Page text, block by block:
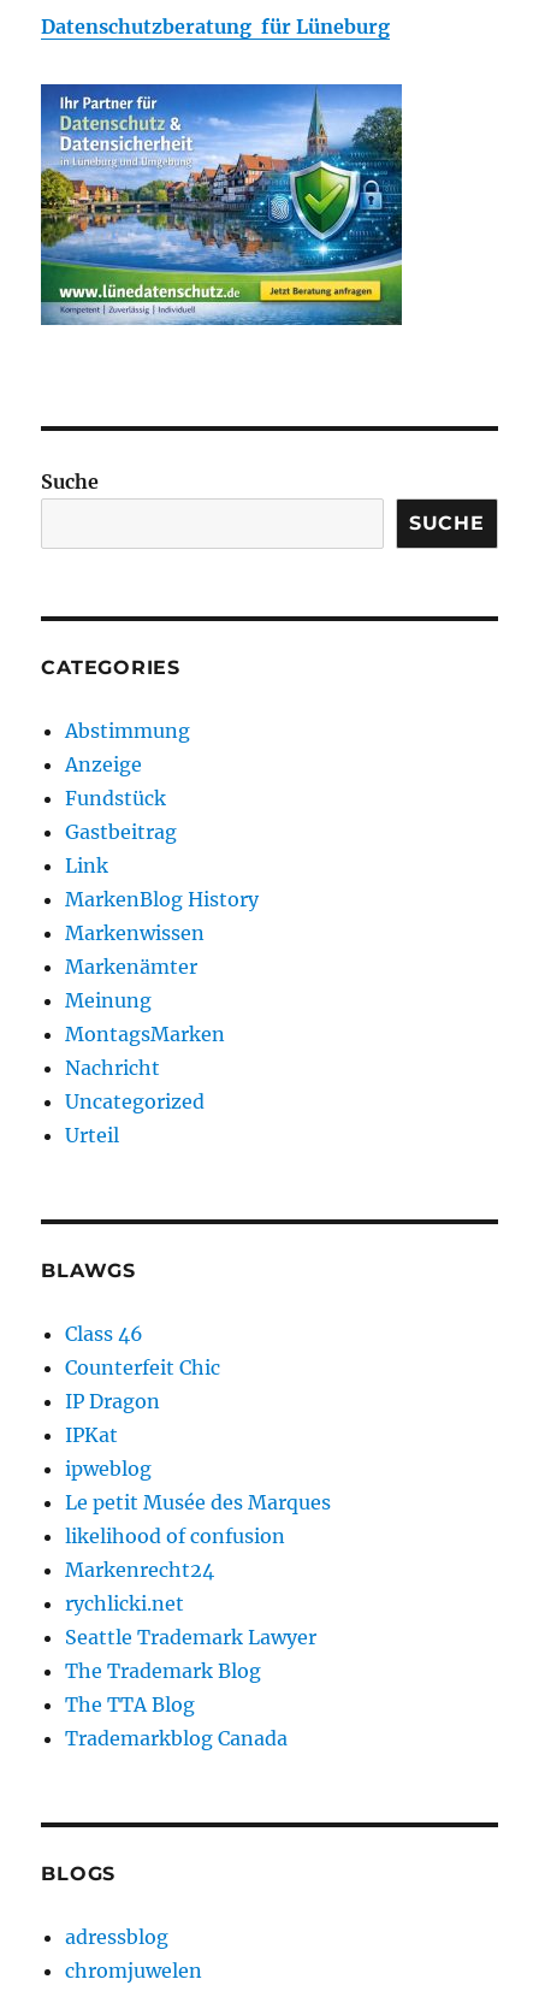
Datenschutzberatung für Lüneburg
Suche
SUCHE
CATEGORIES
Abstimmung
Anzeige
Fundstück
Gastbeitrag
Link
MarkenBlog History
Markenwissen
Markenämter
Meinung
MontagsMarken
Nachricht
Uncategorized
Urteil
BLAWGS
Class 46
Counterfeit Chic
IP Dragon
IPKat
ipweblog
Le petit Musée des Marques
likelihood of confusion
Markenrecht24
rychlicki.net
Seattle Trademark Lawyer
The Trademark Blog
The TTA Blog
Trademarkblog Canada
BLOGS
adressblog
chromjuwelen